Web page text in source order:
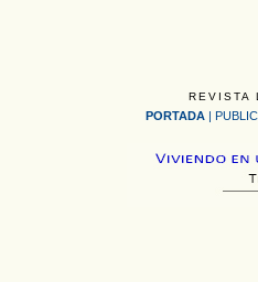
REVISTA
PORTADA |